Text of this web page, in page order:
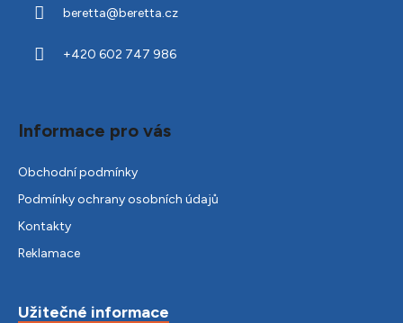
beretta@beretta.cz
+420 602 747 986
Informace pro vás
Obchodní podmínky
Podmínky ochrany osobních údajů
Kontakty
Reklamace
Užitečné informace